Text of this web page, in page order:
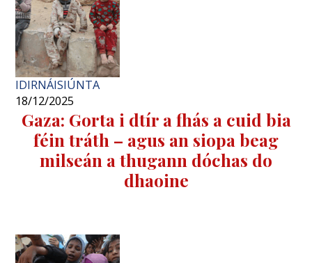
IDIRNÁISIÚNTA
18/12/2025
Gaza: Gorta i dtír a fhás a cuid bia
féin tráth – agus an siopa beag
milseán a thugann dóchas do
dhaoine